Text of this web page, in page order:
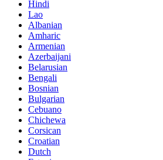
Hindi
Lao
Albanian
Amharic
Armenian
Azerbaijani
Belarusian
Bengali
Bosnian
Bulgarian
Cebuano
Chichewa
Corsican
Croatian
Dutch